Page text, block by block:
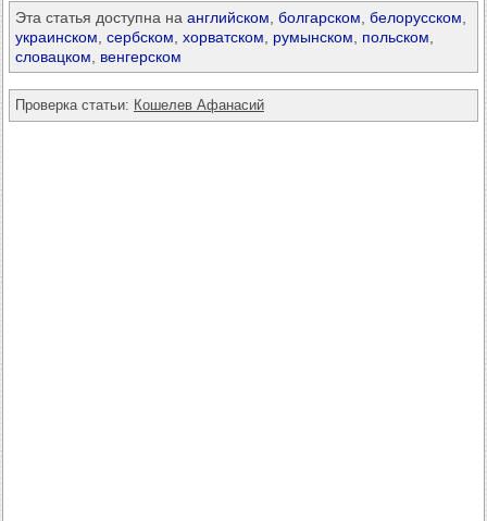
Эта статья доступна на английском болгарском белорусском
украинском сербском хорватском румынском польском
словацком
венгерском
Проверка статьи: Кошелев Афанасий